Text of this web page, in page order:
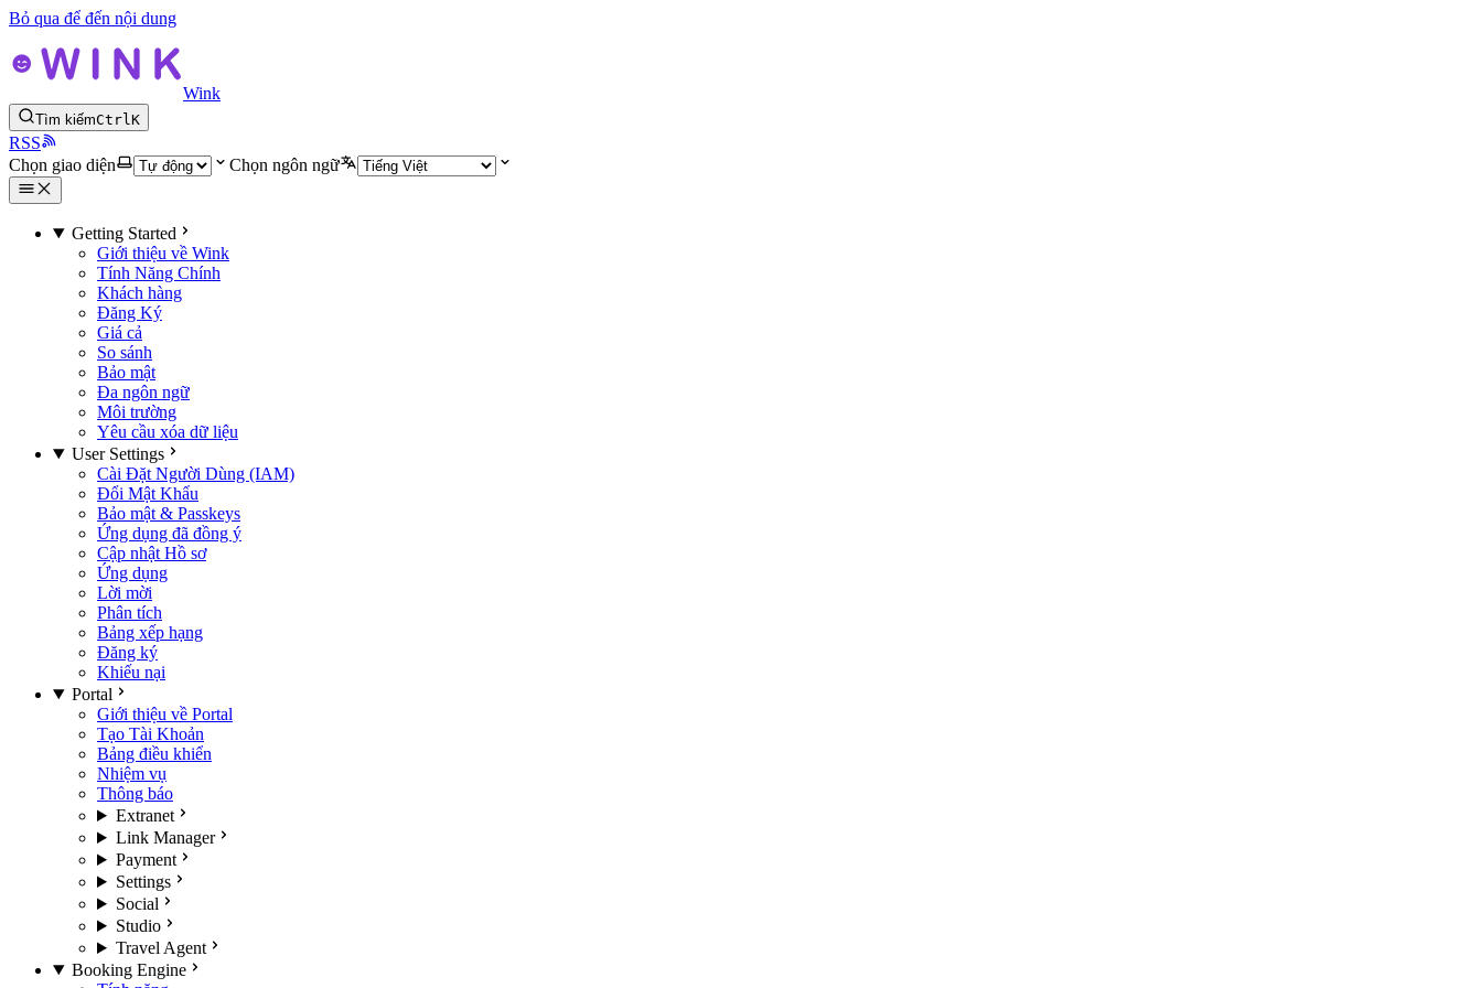
Bỏ qua để đến nội dung
Wink
Tìm kiếmCtrlK
RSS
Chọn giao diện
Chọn ngôn ngữ
Getting Started
Giới thiệu về Wink
Tính Năng Chính
Khách hàng
Đăng Ký
Giá cả
So sánh
Bảo mật
Đa ngôn ngữ
Môi trường
Yêu cầu xóa dữ liệu
User Settings
Cài Đặt Người Dùng (IAM)
Đổi Mật Khẩu
Bảo mật & Passkeys
Ứng dụng đã đồng ý
Cập nhật Hồ sơ
Ứng dụng
Lời mời
Phân tích
Bảng xếp hạng
Đăng ký
Khiếu nại
Portal
Giới thiệu về Portal
Tạo Tài Khoản
Bảng điều khiển
Nhiệm vụ
Thông báo
Extranet
Link Manager
Payment
Settings
Social
Studio
Travel Agent
Booking Engine